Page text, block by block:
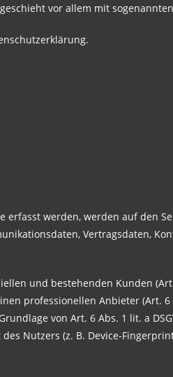
vor allem mit
werden, werden auf den
Vertragsdaten,
und bestehenden Kunden
professionellen Anbieter (Art. 6
von Art. 6 Abs. 1 lit. a
Nutzers (z. B. Device-